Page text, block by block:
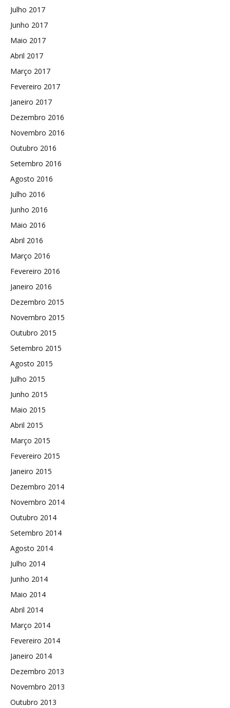
Julho 2017
Junho 2017
Maio 2017
Abril 2017
Março 2017
Fevereiro 2017
Janeiro 2017
Dezembro 2016
Novembro 2016
Outubro 2016
Setembro 2016
Agosto 2016
Julho 2016
Junho 2016
Maio 2016
Abril 2016
Março 2016
Fevereiro 2016
Janeiro 2016
Dezembro 2015
Novembro 2015
Outubro 2015
Setembro 2015
Agosto 2015
Julho 2015
Junho 2015
Maio 2015
Abril 2015
Março 2015
Fevereiro 2015
Janeiro 2015
Dezembro 2014
Novembro 2014
Outubro 2014
Setembro 2014
Agosto 2014
Julho 2014
Junho 2014
Maio 2014
Abril 2014
Março 2014
Fevereiro 2014
Janeiro 2014
Dezembro 2013
Novembro 2013
Outubro 2013